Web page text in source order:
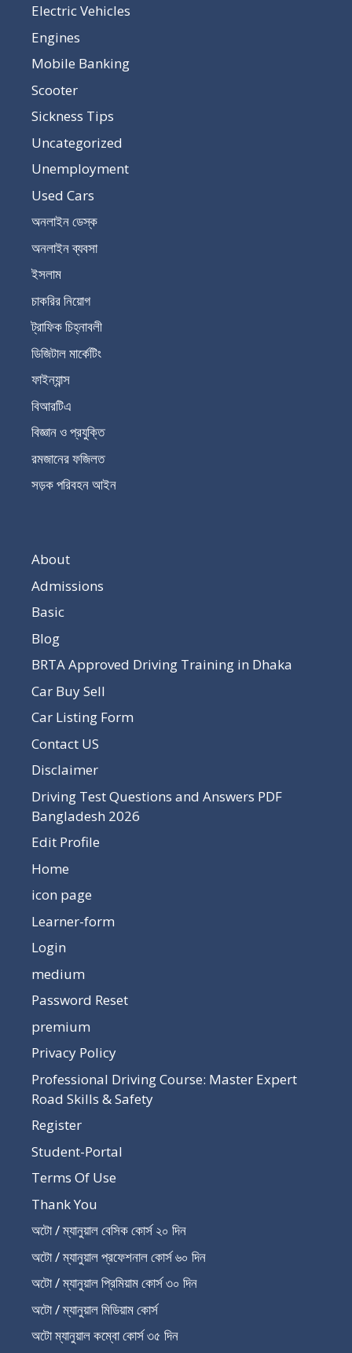
Electric Vehicles
Engines
Mobile Banking
Scooter
Sickness Tips
Uncategorized
Unemployment
Used Cars
অনলাইন ডেস্ক
অনলাইন ব্যবসা
ইসলাম
চাকরির নিয়োগ
ট্রাফিক চিহ্নাবলী
ডিজিটাল মার্কেটিং
ফাইন্যান্স
বিআরটিএ
বিজ্ঞান ও প্রযুক্তি
রমজানের ফজিলত
সড়ক পরিবহন আইন
About
Admissions
Basic
Blog
BRTA Approved Driving Training in Dhaka
Car Buy Sell
Car Listing Form
Contact US
Disclaimer
Driving Test Questions and Answers PDF
Bangladesh 2026
Edit Profile
Home
icon page
Learner-form
Login
medium
Password Reset
premium
Privacy Policy
Professional Driving Course: Master Expert
Road Skills & Safety
Register
Student-Portal
Terms Of Use
Thank You
অটো / ম্যানুয়াল বেসিক কোর্স ২০ দিন
অটো / ম্যানুয়াল প্রফেশনাল কোর্স ৬০ দিন
অটো / ম্যানুয়াল প্রিমিয়াম কোর্স ৩০ দিন
অটো / ম্যানুয়াল মিডিয়াম কোর্স
অটো ম্যানুয়াল কম্বো কোর্স ৩৫ দিন